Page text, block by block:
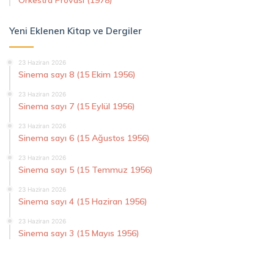
Yeni Eklenen Kitap ve Dergiler
23 Haziran 2026
Sinema sayı 8 (15 Ekim 1956)
23 Haziran 2026
Sinema sayı 7 (15 Eylül 1956)
23 Haziran 2026
Sinema sayı 6 (15 Ağustos 1956)
23 Haziran 2026
Sinema sayı 5 (15 Temmuz 1956)
23 Haziran 2026
Sinema sayı 4 (15 Haziran 1956)
23 Haziran 2026
Sinema sayı 3 (15 Mayıs 1956)